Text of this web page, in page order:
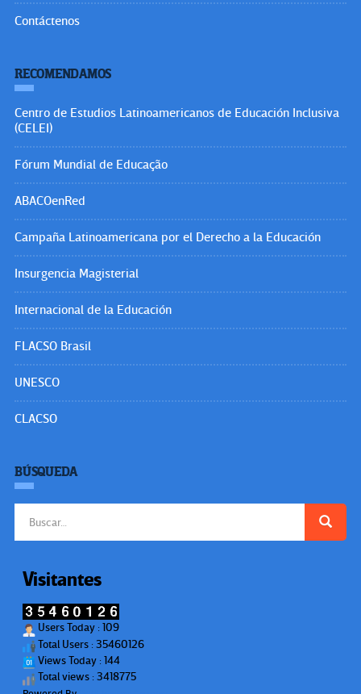
Contáctenos
RECOMENDAMOS
Centro de Estudios Latinoamericanos de Educación Inclusiva
(CELEI)
Fórum Mundial de Educação
ABACOenRed
Campaña Latinoamericana por el Derecho a la Educación
Insurgencia Magisterial
Internacional de la Educación
FLACSO Brasil
UNESCO
CLACSO
BÚSQUEDA
Visitantes
Users Today : 109
Total Users : 35460126
Views Today : 144
Total views : 3418775